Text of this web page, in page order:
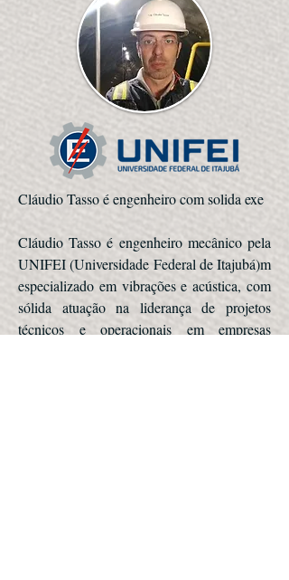
Cláudio Tasso é engenheiro com solida exe
Cláudio Tasso é engenheiro mecânico pela
UNIFEI (Universidade Federal de Itajubá)m
especializado em vibrações e acústica, com
sólida atuação na liderança de projetos
técnicos e operacionais em empresas